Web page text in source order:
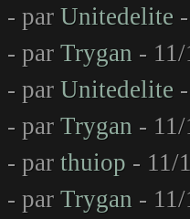
- par Unitedelite
- par Trygan -
- par Unitedelite
- par Trygan -
- par thuiop - 11/
- par Trygan -